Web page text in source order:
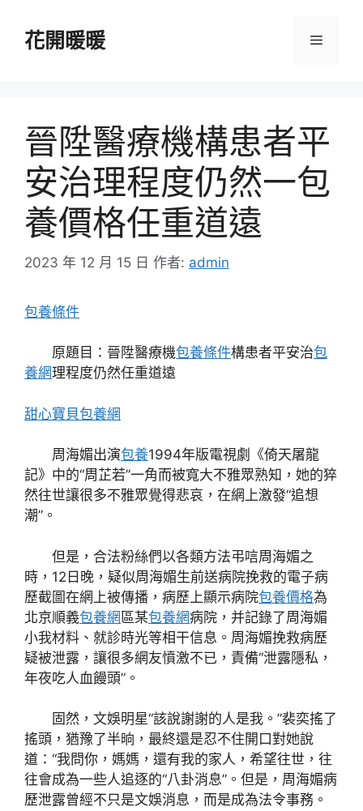
花開暖暖 選
晉陞醫療機構患者平
安治理程度仍然一包
養價格任重道遠
2023 年 12 月 15 日 作者: admin
包養條件
原題目：晉陞醫療機包養條件構患者平安治包
養網理程度仍然任重道遠
甜心寶貝包養網
周海媚出演包養1994年版電視劇《倚天屠龍
記》中的“周芷若”一角而被寬大不雅眾熟知，她的猝
然往世讓很多不雅眾覺得悲哀，在網上激發“追想
潮”。
但是，合法粉絲們以各類方法弔唁周海媚之
時，12日晚，疑似周海媚生前送病院挽救的電子病
歷截圖在網上被傳播，病歷上顯示病院包養價格為
北京順義包養網區某包養網病院，并記錄了周海媚
小我材料、就診時光等相干信息。周海媚挽救病歷
疑被泄露，讓很多網友憤激不已，責備“泄露隱私，
年夜吃人血饅頭”。
固然，文娛明星“該說謝謝的人是我。”裴奕搖了
搖頭，猶豫了半晌，最終還是忍不住開口對她說
道：“我問你，媽媽，還有我的家人，希望往世，往
往會成為一些人追逐的“八卦消息”。但是，周海媚病
歷泄露曾經不只是文娛消息，而是成為法令事務。